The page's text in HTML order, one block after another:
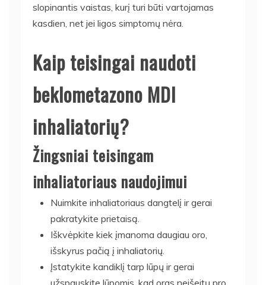
slopinantis vaistas, kurį turi būti vartojamas
kasdien, net jei ligos simptomų nėra.
Kaip teisingai naudoti
beklometazono MDI
inhaliatorių?
Žingsniai teisingam
inhaliatoriaus naudojimui
Nuimkite inhaliatoriaus dangtelį ir gerai
pakratykite prietaisą.
Iškvėpkite kiek įmanoma daugiau oro,
išskyrus pačią į inhaliatorių.
Įstatykite kandiklį tarp lūpų ir gerai
užspauskite lūpomis, kad oras neišeitų pro